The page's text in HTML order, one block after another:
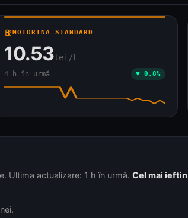
local_gas_stationMOTORINA STANDARD
10.53lei/L
4 h în urmă ▼ 0.8%
Ultima actualizare: 1 h în urmă. Cel mai